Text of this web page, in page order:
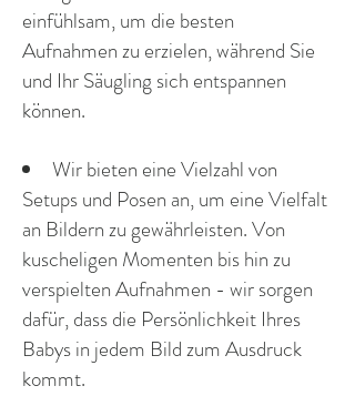
einfühlsam, um die besten
Aufnahmen zu erzielen, während Sie
und Ihr Säugling sich entspannen
können.
Wir bieten eine Vielzahl von
Setups und Posen an, um eine Vielfalt
an Bildern zu gewährleisten. Von
kuscheligen Momenten bis hin zu
verspielten Aufnahmen - wir sorgen
dafür, dass die Persönlichkeit Ihres
Babys in jedem Bild zum Ausdruck
kommt.